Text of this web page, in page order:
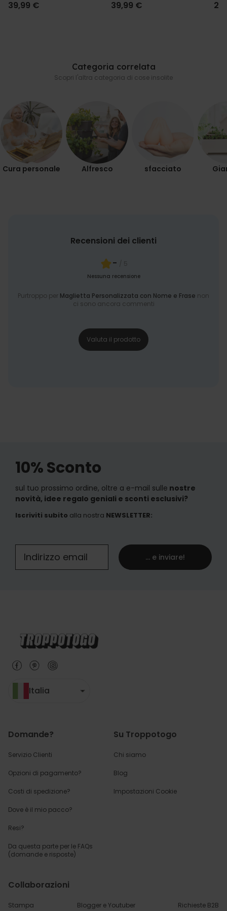
39,99 € 39,99 €
Categoria correlata
Scopri l'altra categoria di cose insolite
Cura personale Alfresco sfacciato
Recensioni dei clienti
- / 5
Nessuna recensione
Purtroppo per Maglietta Personalizzata con Nome e Frase non
ci sono ancora commenti
Valuta il prodotto
10% Sconto
sul tuo prossimo ordine, oltre a e-mail sulle nostre
novità, idee regalo geniali e sconti esclusivi?
Iscriviti subito alla nostra NEWSLETTER:
... e inviare!
Italia
Domande?
Servizio Clienti
Opzioni di pagamento?
Costi di spedizione?
Dove è il mio pacco?
Resi?
Da questa parte per le FAQs
(domande e risposte)
Su Troppotogo
Chi siamo
Blog
Impostazioni Cookie
Collaborazioni
Stampa Blogger e Youtuber Richieste B2B